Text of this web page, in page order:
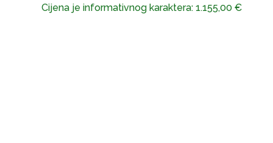
Cijena je informativnog karaktera:1.155,00€